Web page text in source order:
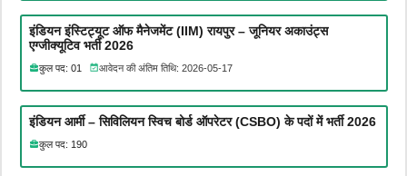
इंडियन इंस्टिट्यूट ऑफ मैनेजमेंट (IIM) रायपुर – जूनियर अकाउंट्स
एग्जीक्यूटिव भर्ती 2026
कुल पद: 01 आवेदन की अंतिम तिथि: 2026-05-17
इंडियन आर्मी – सिविलियन स्विच बोर्ड ऑपरेटर (CSBO) के पदों में भर्ती 2026
कुल पद: 190